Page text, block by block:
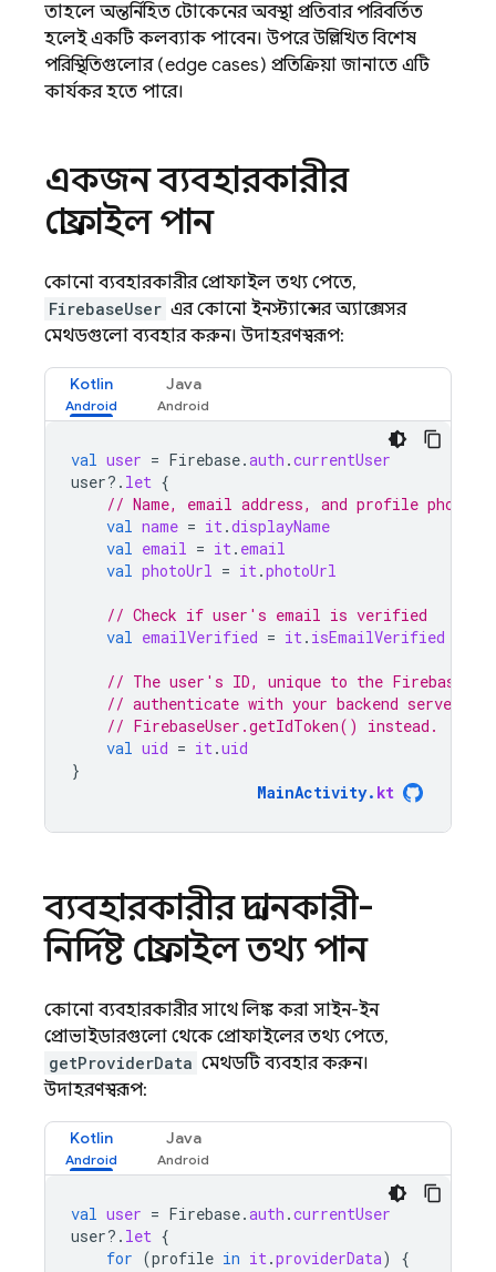
তাহলে অন্তর্নিহিত টোকেনের অবস্থা প্রতিবার পরিবর্তিত
হলেই একটি কলব্যাক পাবেন। উপরে উল্লিখিত বিশেষ
পরিস্থিতিগুলোর (edge ​​cases) প্রতিক্রিয়া জানাতে এটি
কার্যকর হতে পারে।
একজন ব্যবহারকারীর
প্রোফাইল পান
কোনো ব্যবহারকারীর প্রোফাইল তথ্য পেতে,
FirebaseUser এর কোনো ইনস্ট্যান্সের অ্যাক্সেসর
মেথডগুলো ব্যবহার করুন। উদাহরণস্বরূপ:
Kotlin Java
val user = Firebase.auth .currentUser
user?. let {
// Name, email address, and profile photo
val name = it.displayName
val email = it. email
val photoUrl = it.photoUrl
// Check if user's email is verified
val emailVerified = it. isEmailVerified
// The user's ID, unique to the Firebase
// authenticate with your backend server, if
// FirebaseUser.getIdToken() instead.
val uid = it.uid
}
MainActivity. kt
ব্যবহারকারীর প্রদানকারী-
নির্দিষ্ট প্রোফাইল তথ্য পান
কোনো ব্যবহারকারীর সাথে লিঙ্ক করা সাইন-ইন
প্রোভাইডারগুলো থেকে প্রোফাইলের তথ্য পেতে,
getProviderData মেথডটি ব্যবহার করুন।
উদাহরণস্বরূপ:
Kotlin Java
val user = Firebase.auth .currentUser
user?. let {
for (profile in it.providerData)
{